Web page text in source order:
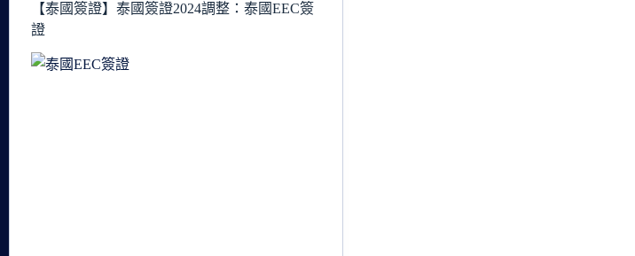
【泰國簽證】泰國簽證2024調整：泰國EEC簽
證